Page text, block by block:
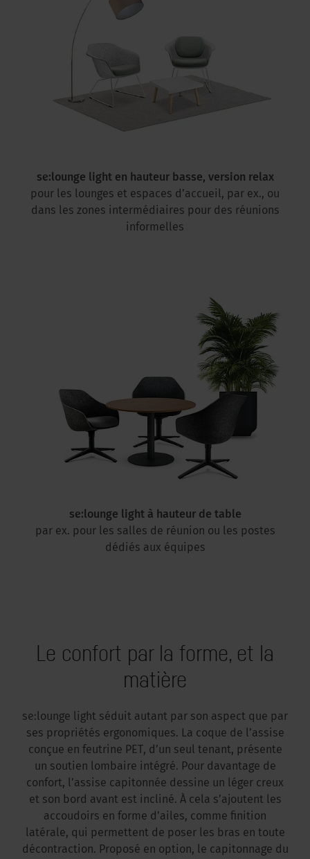
se:lounge light en hauteur basse, version relax
pour les lounges et espaces d’accueil, par ex., ou
dans les zones intermédiaires pour des réunions
informelles
se:lounge light à hauteur de table
par ex. pour les salles de réunion ou les postes
dédiés aux équipes
Le confort par la forme, et la
matière
se:lounge light séduit autant par son aspect que par
ses propriétés ergonomiques. La coque de l’assise
conçue en feutrine PET, d’un seul tenant, présente
un soutien lombaire intégré. Pour davantage de
confort, l’assise capitonnée dessine un léger creux
et son bord avant est incliné. À cela s’ajoutent les
accoudoirs en forme d’ailes, comme finition
latérale, qui permettent de poser les bras en toute
décontraction. Proposé en option, le capitonnage du